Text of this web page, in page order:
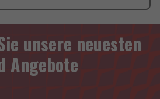
unsere neuesten
Angebote